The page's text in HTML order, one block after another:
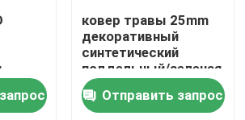
ковер травы 25mm
декоративный
синтетический
поддельный/зеленая
искусственная трава
лестницы 60*120cm
Отправить запрос